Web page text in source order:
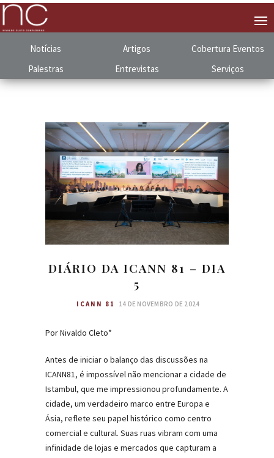
Notícias Artigos Cobertura Eventos
Palestras
Entrevistas Serviços
DIÁRIO DA ICANN 81 – DIA
5
ICANN 81 14 DE NOVEMBRO DE 2024
Por Nivaldo Cleto*
Antes de iniciar o balanço das discussões na
ICANN81, é impossível não mencionar a cidade de
Istambul, que me impressionou profundamente. A
cidade, um verdadeiro marco entre Europa e
Ásia, reflete seu papel histórico como centro
comercial e cultural. Suas ruas vibram com uma
infinidade de lojas e mercados que capturam a